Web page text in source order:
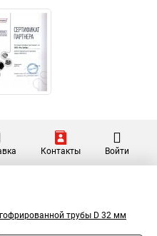
Контакты Войти
трубы D 32 мм